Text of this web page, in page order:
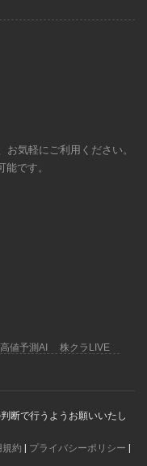
気軽にご利用ください。
です。
高値予測AI 株クラLIVE
断で行うようお願いいたし
規約 プライバシーポリシー